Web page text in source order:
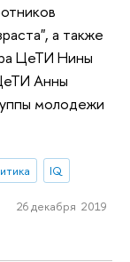
а также
ЦеТИ Нины
Анны
молодежи
IQ
26 декабря 2019